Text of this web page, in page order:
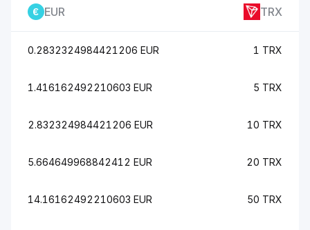
EUR TRX
0.2832324984421206 EUR 1 TRX
1.416162492210603 EUR 5 TRX
2.832324984421206 EUR 10 TRX
5.664649968842412 EUR 20 TRX
14.16162492210603 EUR 50 TRX